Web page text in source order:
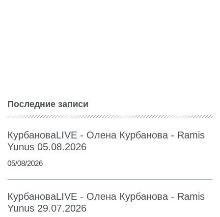
Последние записи
КурбановаLIVE - Олена Курбанова - Ramis
Yunus 05.08.2026
05/08/2026
КурбановаLIVE - Олена Курбанова - Ramis
Yunus 29.07.2026